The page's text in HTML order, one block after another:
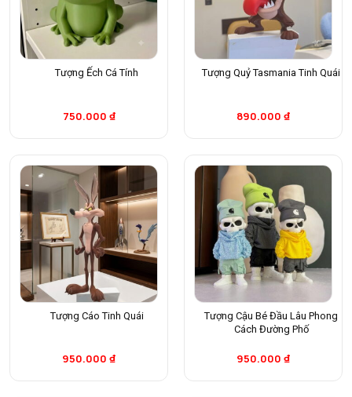
Tượng Ếch Cá Tính
750.000 ₫
Tượng Quỷ Tasmania Tinh Quái
890.000 ₫
Tượng Cáo Tinh Quái
950.000 ₫
Tượng Cậu Bé Đầu Lâu Phong
Cách Đường Phố
950.000 ₫